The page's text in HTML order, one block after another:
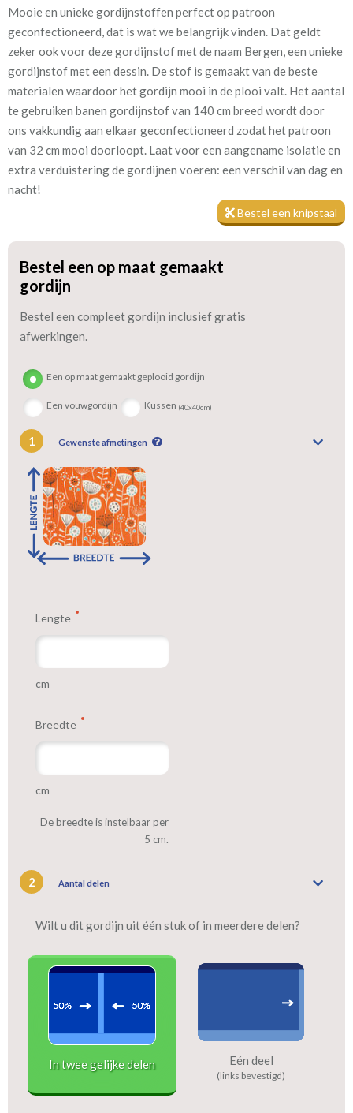
Artikelnummer
Fry_ [39] Bergen burnt
orange
Patroon: 32 cm
Stofbreedte: 140 cm
Meestal eerder, maar houd
rekening met
circa 4 weken
Katoen
We hebben bijna alle stoffen op voorraad, bestel daarom gerust
eerst een knipstaaltje.
Zo weet u precies met welke kleur en kwaliteit uw gordijnen
worden gemaakt.
Tip:Laat voor aangename verduistering en isolatie de gordijnen
voeren: een verschil van dag en nacht!
Mooie en unieke gordijnstoffen perfect op patroon
geconfectioneerd, dat is wat we belangrijk vinden. Dat geldt
zeker ook voor deze gordijnstof met de naam Bergen, een unieke
gordijnstof met een dessin. De stof is gemaakt van de beste
materialen waardoor het gordijn mooi in de plooi valt. Het aantal
te gebruiken banen gordijnstof van 140 cm breed wordt door
ons vakkundig aan elkaar geconfectioneerd zodat het patroon
van 32 cm mooi doorloopt. Laat voor een aangename isolatie en
extra verduistering de gordijnen voeren: een verschil van dag en
nacht!
Bestel een knipstaal
Bestel een op maat gemaakt
gordijn
Bestel een compleet gordijn inclusief gratis
afwerkingen.
Een op maat gemaakt geplooid gordijn
Een vouwgordijn Kussen (40x40cm)
1 Gewenste afmetingen
Lengte
cm
Breedte
cm
De breedte is instelbaar per
5 cm.
2 Aantal delen
Wilt u dit gordijn uit één stuk of in meerdere delen?
In twee gelijke delen Eén deel
(links bevestigd)